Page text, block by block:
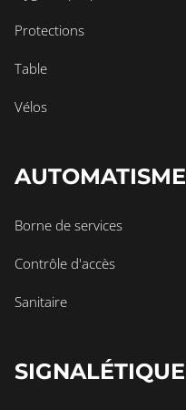
Protections
Table
Vélos
AUTOMATISME
Borne de services
Contrôle d'accès
Sanitaire
SIGNALÉTIQUE